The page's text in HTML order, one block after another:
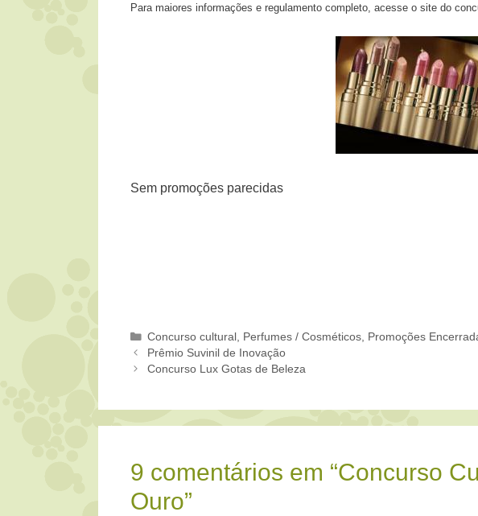
Para maiores informações e regulamento completo, acesse o site do
Sem promoções parecidas
Categorias
Concurso cultural Perfumes / Cosméticos Promoções
Prêmio Suvinil de Inovação
Concurso Lux Gotas de Beleza
9 comentários em “Concurso
Ouro”